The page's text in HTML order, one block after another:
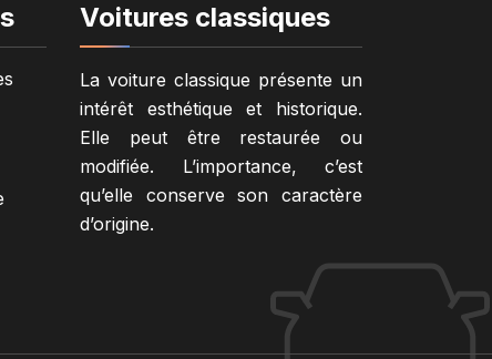
Voitures classiques
La voiture classique présente un
intérêt esthétique et historique.
Elle peut être restaurée ou
modifiée. L’importance, c’est
qu’elle conserve son caractère
d’origine.